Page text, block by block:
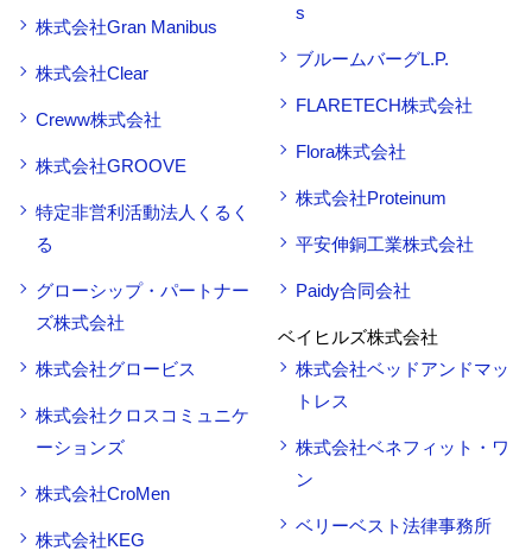
株式会社Gran Manibus
株式会社Clear
Creww株式会社
株式会社GROOVE
特定非営利活動法人くるく
る
グローシップ・パートナー
ズ株式会社
株式会社グロービス
株式会社クロスコミュニケ
ーションズ
株式会社CroMen
株式会社KEG
s
ブルームバーグL.P.
FLARETECH株式会社
Flora株式会社
株式会社Proteinum
平安伸銅工業株式会社
Paidy合同会社
ベイヒルズ株式会社
株式会社ベッドアンドマッ
トレス
株式会社ベネフィット・ワ
ン
ベリーベスト法律事務所